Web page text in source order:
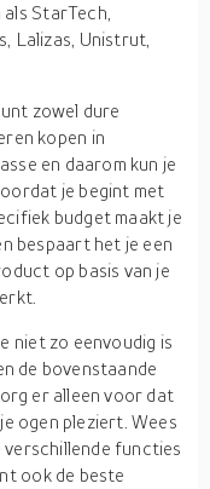
StarTech,
Lalizas, Unistrut,
zowel dure
kopen in
en daarom kun je
je begint met
budget maakt je
bespaart het je een
op basis van je
niet zo eenvoudig is
de bovenstaande
er alleen voor dat
ogen pleziert. Wees
functies
ook de beste